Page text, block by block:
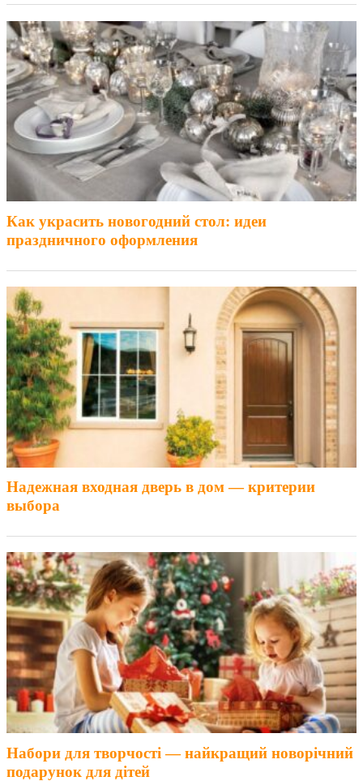
Как украсить новогодний стол: идеи
праздничного оформления
Надежная входная дверь в дом — критерии
выбора
Набори для творчості — найкращий новорічний
подарунок для дітей